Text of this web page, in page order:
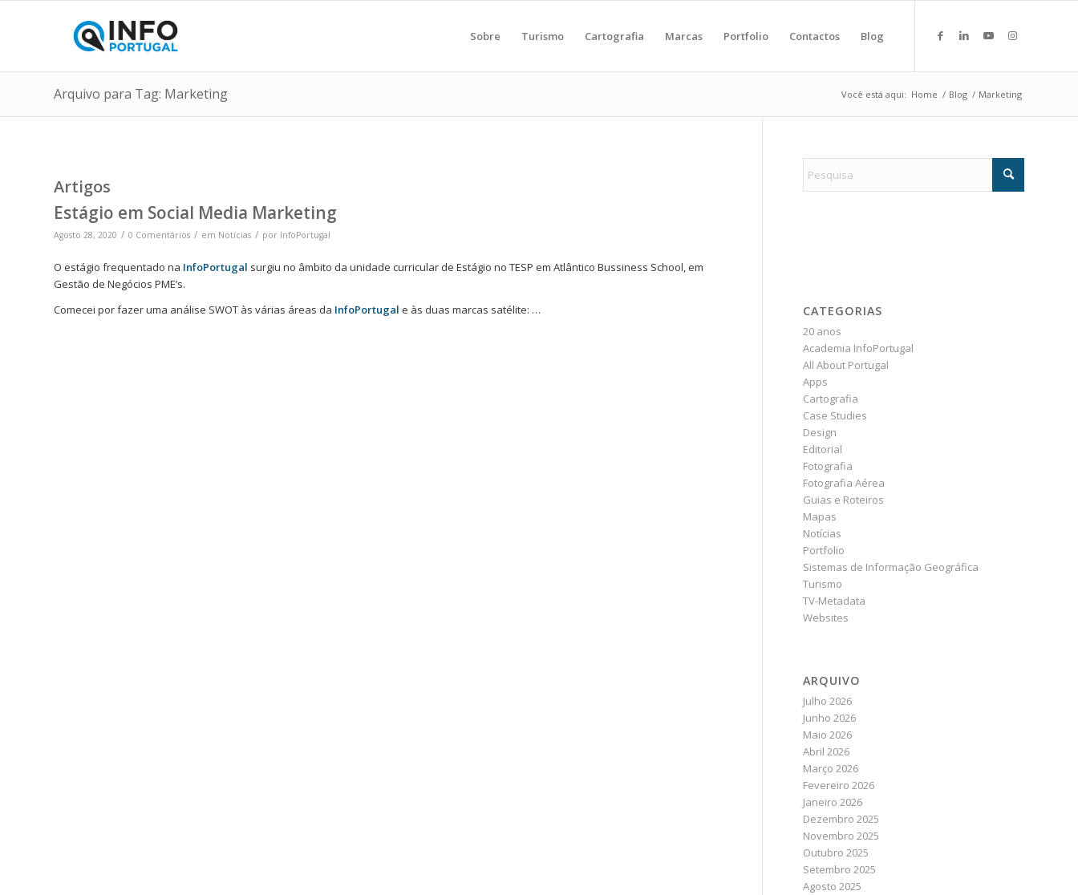
Sobre Turismo Cartografia Marcas Portfolio Contactos Blog
Arquivo para Tag: Marketing Você está aqui: Home / Blog / Marketing
Artigos
Estágio em Social Media Marketing
Agosto 28, 2020 / 0 Comentários / em Notícias / por InfoPortugal
O estágio frequentado na InfoPortugal surgiu no âmbito da unidade curricular de Estágio no TESP em Atlântico Bussiness School, em
Gestão de Negócios PME’s.
Comecei por fazer uma análise SWOT às várias áreas da InfoPortugal e às duas marcas satélite: … CATEGORIAS
20 anos
Academia InfoPortugal
All About Portugal
Apps
Cartografia
Case Studies
Design
Editorial
Fotografia
Fotografia Aérea
Guias e Roteiros
Mapas
Notícias
Portfolio
Sistemas de Informação Geográfica
Turismo
TV-Metadata
Websites
ARQUIVO
Julho 2026
Junho 2026
Maio 2026
Abril 2026
Março 2026
Fevereiro 2026
Janeiro 2026
Dezembro 2025
Novembro 2025
Outubro 2025
Setembro 2025
Agosto 2025